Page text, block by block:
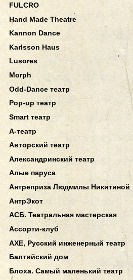
FULCRO
Hand Made Theatre
Kannon Dance
Karlsson Haus
Lusores
Morph
Odd-Dance театр
Pop-up театр
Smart театр
А-театр
Авторский театр
Александринский театр
Алые паруса
Антреприза Людмилы Никитиной
АнтрЭкот
АСБ. Театральная мастерская
Ассорти-клуб
АХЕ, Русский инженерный театр
Балтийский дом
Блоха. Самый маленький театр